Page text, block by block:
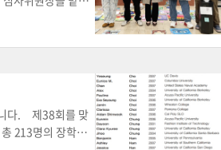
트와 각 매장 내
다. 수상작 ‘Gliste
9학년 권세린, 1
서 전시되며, 시
석할 예정이다. 이
능 발굴과 지원에
니다. 제38회를 맞
213명의 장학생